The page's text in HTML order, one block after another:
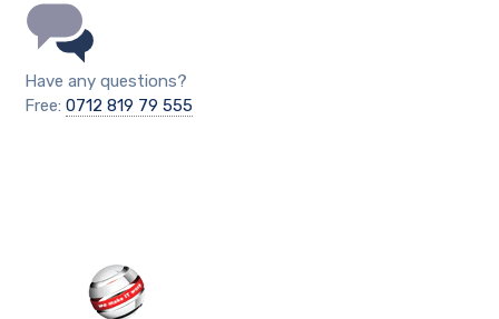
Have any questions?
Free:0712 819 79 555